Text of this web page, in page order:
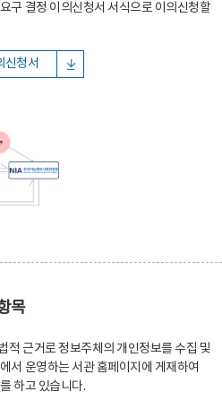
구 결정 이의신청서 서식으로 이의신청할
신청서
목
적 근거로 정보주체의 개인정보를 수집 및
서 운영하는 서관 홈페이지에 게재하여
하고 있습니다.